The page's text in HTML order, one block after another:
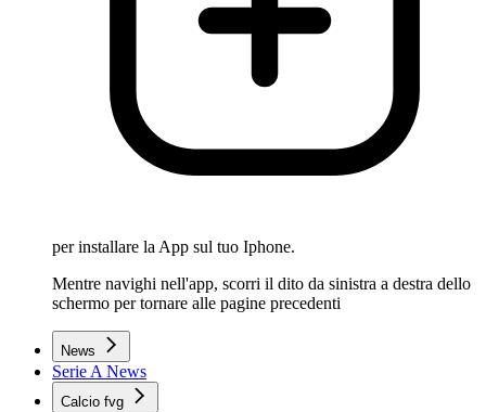
per installare la App sul tuo Iphone.
Mentre navighi nell'app, scorri il dito da sinistra a destra dello
schermo per tornare alle pagine precedenti
News
Serie A News
Calcio fvg